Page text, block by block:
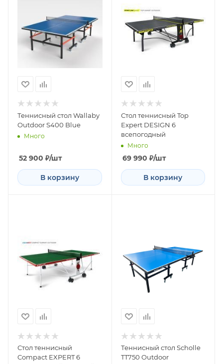
Теннисный стол Wallaby
Outdoor S400 Blue
Много
52 900 ₽/шт
В корзину
Стол теннисный Top
Expert DESIGN 6
всепогодный
Много
69 990 ₽/шт
В корзину
Стол теннисный
Compact EXPERT 6
Теннисный стол Scholle
TT750 Outdoor